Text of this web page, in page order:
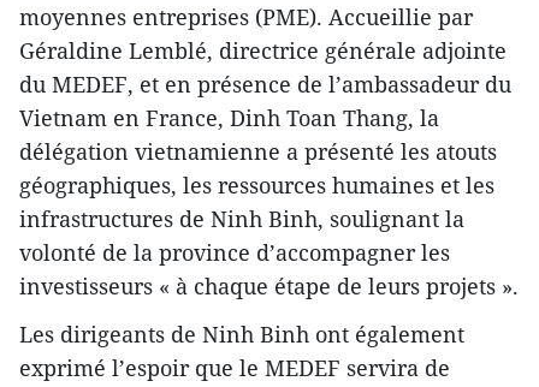
moyennes entreprises (PME). Accueillie par
Géraldine Lemblé, directrice générale adjointe
du MEDEF, et en présence de l’ambassadeur du
Vietnam en France, Dinh Toan Thang, la
délégation vietnamienne a présenté les atouts
géographiques, les ressources humaines et les
infrastructures de Ninh Binh, soulignant la
volonté de la province d’accompagner les
investisseurs « à chaque étape de leurs projets ».
Les dirigeants de Ninh Binh ont également
exprimé l’espoir que le MEDEF servira de